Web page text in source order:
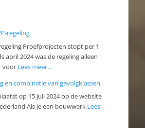
regeling
Proefprojecten stopt per 1
april 2024 was de regeling alleen
voor Lees meer...
en combinatie van gevolgklassen
op 15 juli 2024 op de website
Als je een bouwwerk Lees